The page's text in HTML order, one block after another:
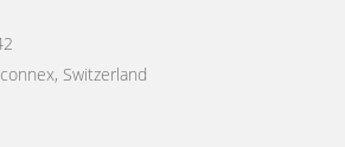
Switzerland